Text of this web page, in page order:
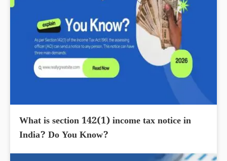
What is section 142(1) income tax notice in
India? Do You Know?